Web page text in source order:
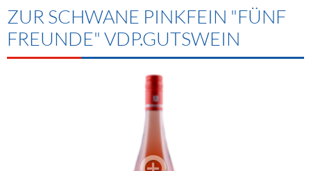
Neuigkeiten
Termine
Spirituosen
Bier
Fremddienstleistungen
ZUR SCHWANE PINKFEIN "FÜNF
FREUNDE" VDP.GUTSWEIN